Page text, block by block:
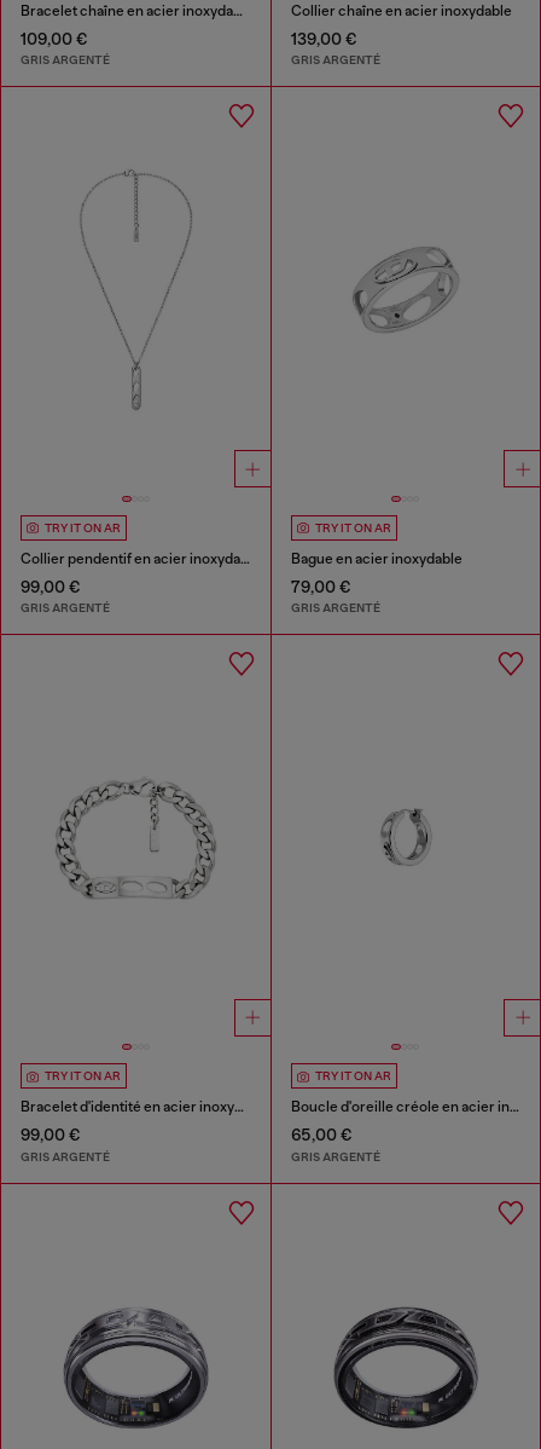
Bracelet chaîne en acier inoxydable
109,00 €
GRIS ARGENTÉ
Collier chaîne en acier inoxydable
139,00 €
GRIS ARGENTÉ
TRY IT ON AR
Collier pendentif en acier inoxydable
99,00 €
GRIS ARGENTÉ
TRY IT ON AR
Bague en acier inoxydable
79,00 €
GRIS ARGENTÉ
TRY IT ON AR
Bracelet d'identité en acier inoxydable
99,00 €
GRIS ARGENTÉ
TRY IT ON AR
Boucle d'oreille créole en acier inoxydable
65,00 €
GRIS ARGENTÉ